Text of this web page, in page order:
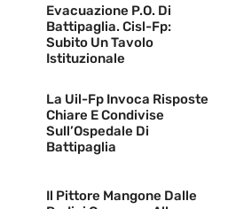
Evacuazione P.O. Di
Battipaglia. Cisl-Fp:
Subito Un Tavolo
Istituzionale
La Uil-Fp Invoca Risposte
Chiare E Condivise
Sull’Ospedale Di
Battipaglia
Il Pittore Mangone Dalle